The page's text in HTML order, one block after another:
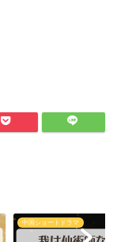
中国ショー